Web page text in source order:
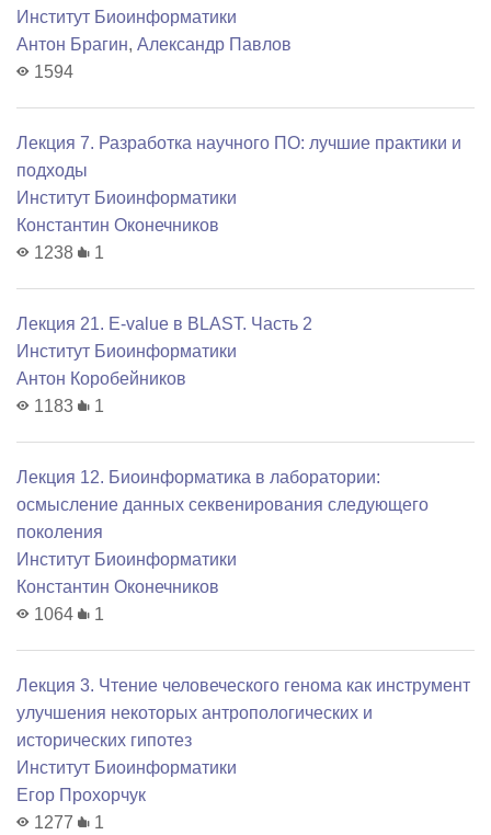
Институт Биоинформатики
Антон Брагин, Александр Павлов
1594
Лекция 7. Разработка научного ПО: лучшие практики и
подходы
Институт Биоинформатики
Константин Оконечников
1238
1
Лекция 21. E-value в BLAST. Часть 2
Институт Биоинформатики
Антон Коробейников
1183
1
Лекция 12. Биоинформатика в лаборатории:
осмысление данных секвенирования следующего
поколения
Институт Биоинформатики
Константин Оконечников
1064
1
Лекция 3. Чтение человеческого генома как инструмент
улучшения некоторых антропологических и
исторических гипотез
Институт Биоинформатики
Егор Прохорчук
1277
1